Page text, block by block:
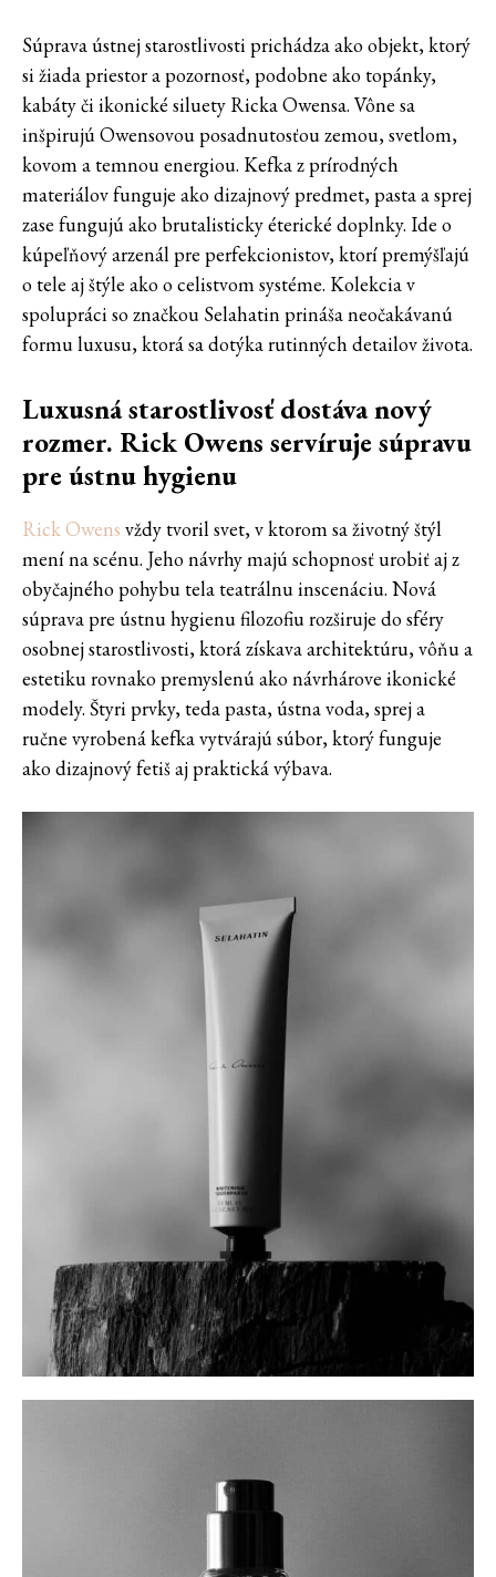
Súprava ústnej starostlivosti prichádza ako objekt, ktorý
si žiada priestor a pozornosť, podobne ako topánky,
kabáty či ikonické siluety Ricka Owensa. Vône sa
inšpirujú Owensovou posadnutosťou zemou, svetlom,
kovom a temnou energiou. Kefka z prírodných
materiálov funguje ako dizajnový predmet, pasta a sprej
zase fungujú ako brutalisticky éterické doplnky. Ide o
kúpeľňový arzenál pre perfekcionistov, ktorí premýšľajú
o tele aj štýle ako o celistvom systéme. Kolekcia v
spolupráci so značkou Selahatin prináša neočakávanú
formu luxusu, ktorá sa dotýka rutinných detailov života.
Luxusná starostlivosť dostáva nový
rozmer. Rick Owens servíruje súpravu
pre ústnu hygienu
Rick Owens vždy tvoril svet, v ktorom sa životný štýl
mení na scénu. Jeho návrhy majú schopnosť urobiť aj z
obyčajného pohybu tela teatrálnu inscenáciu. Nová
súprava pre ústnu hygienu filozofiu rozširuje do sféry
osobnej starostlivosti, ktorá získava architektúru, vôňu a
estetiku rovnako premyslenú ako návrhárove ikonické
modely. Štyri prvky, teda pasta, ústna voda, sprej a
ručne vyrobená kefka vytvárajú súbor, ktorý funguje
ako dizajnový fetiš aj praktická výbava.